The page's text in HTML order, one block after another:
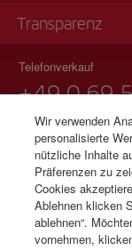
Transparenz
Telefonverkauf
+49 0 69
Montag bis Sonntag
00:00 - 24:00 Uhr
Impressum
© Iberia 2026
Wir verwenden
personalisierte
nützliche Inhalte
Präferenzen zu
Cookies
Ablehnen klicken
ablehnen“.
vornehmen,